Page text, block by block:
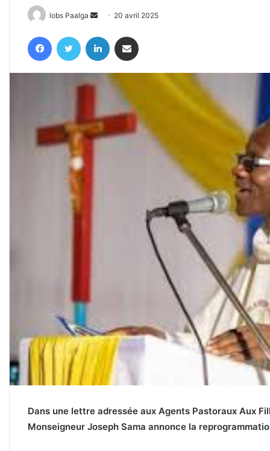
lobs Paalga
Envoyer
courriel
20 avril 2025
FacebookTwitter Linkedin
Dans une lettre adressée aux Agents Pastoraux Aux
Monseigneur Joseph Sama annonce la